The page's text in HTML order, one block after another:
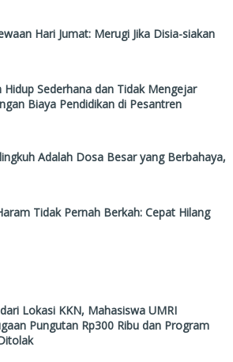
Hari Jumat: Merugi Jika Disia-siakan
Sederhana dan Tidak Mengejar
Biaya Pendidikan di Pesantren
Adalah Dosa Besar yang Berbahaya,
Tidak Pernah Berkah: Cepat Hilang
Lokasi KKN, Mahasiswa UMRI
Pungutan Rp300 Ribu dan Program